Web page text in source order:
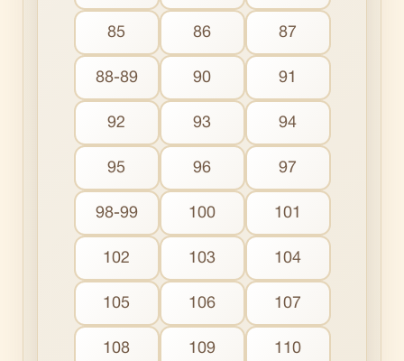
85 86 87
88-89 90 91
92 93 94
95 96 97
98-99 100 101
102 103 104
105 106 107
108 109 110